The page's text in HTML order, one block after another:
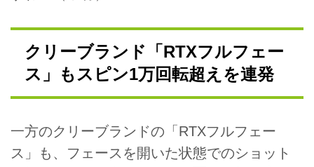
クリーブランド「RTXフルフェー
ス」もスピン1万回転超えを連発
一方のクリーブランドの「RTXフルフェー
ス」も、フェースを開いた状態でのショット